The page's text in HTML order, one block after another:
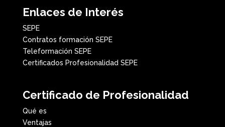
Enlaces de Interés
SEPE
Contratos formación SEPE
Teleformación SEPE
Certificados Profesionalidad SEPE
Certificado de Profesionalidad
Qué es
Ventajas